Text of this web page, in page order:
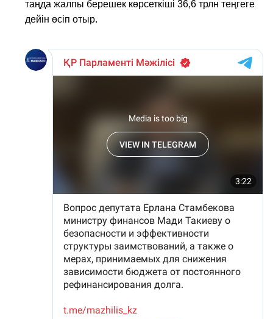
таңда жалпы берешек көрсеткіші 36,6 трлн теңгеге
дейін өсіп отыр.